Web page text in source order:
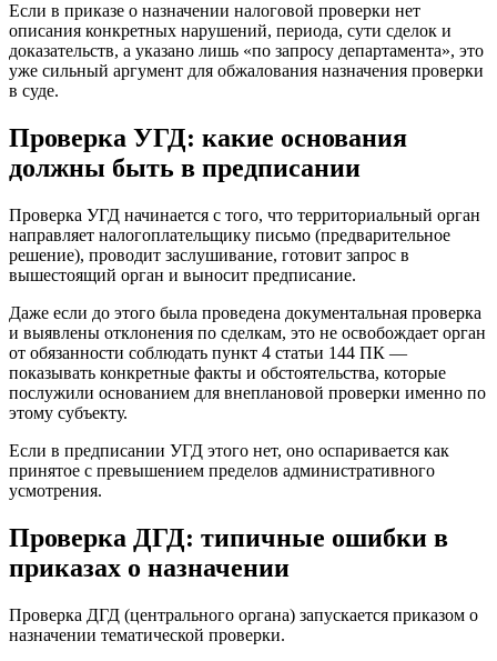
Если в приказе о назначении налоговой проверки нет
описания конкретных нарушений, периода, сути сделок и
доказательств, а указано лишь «по запросу департамента», это
уже сильный аргумент для обжалования назначения проверки
в суде.
Проверка УГД: какие основания
должны быть в предписании
Проверка УГД начинается с того, что территориальный орган
направляет налогоплательщику письмо (предварительное
решение), проводит заслушивание, готовит запрос в
вышестоящий орган и выносит предписание.
Даже если до этого была проведена документальная проверка
и выявлены отклонения по сделкам, это не освобождает орган
от обязанности соблюдать пункт 4 статьи 144 ПК —
показывать конкретные факты и обстоятельства, которые
послужили основанием для внеплановой проверки именно по
этому субъекту.
Если в предписании УГД этого нет, оно оспаривается как
принятое с превышением пределов административного
усмотрения.
Проверка ДГД: типичные ошибки в
приказах о назначении
Проверка ДГД (центрального органа) запускается приказом о
назначении тематической проверки.